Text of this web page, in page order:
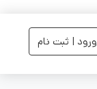
ورود | ثبت نام